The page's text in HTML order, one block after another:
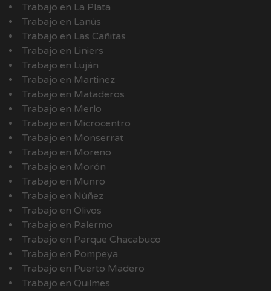
Trabajo en La Plata
Trabajo en Lanús
Trabajo en Las Cañitas
Trabajo en Liniers
Trabajo en Luján
Trabajo en Martinez
Trabajo en Mataderos
Trabajo en Merlo
Trabajo en Microcentro
Trabajo en Monserrat
Trabajo en Moreno
Trabajo en Morón
Trabajo en Munro
Trabajo en Núñez
Trabajo en Olivos
Trabajo en Palermo
Trabajo en Parque Chacabuco
Trabajo en Pompeya
Trabajo en Puerto Madero
Trabajo en Quilmes